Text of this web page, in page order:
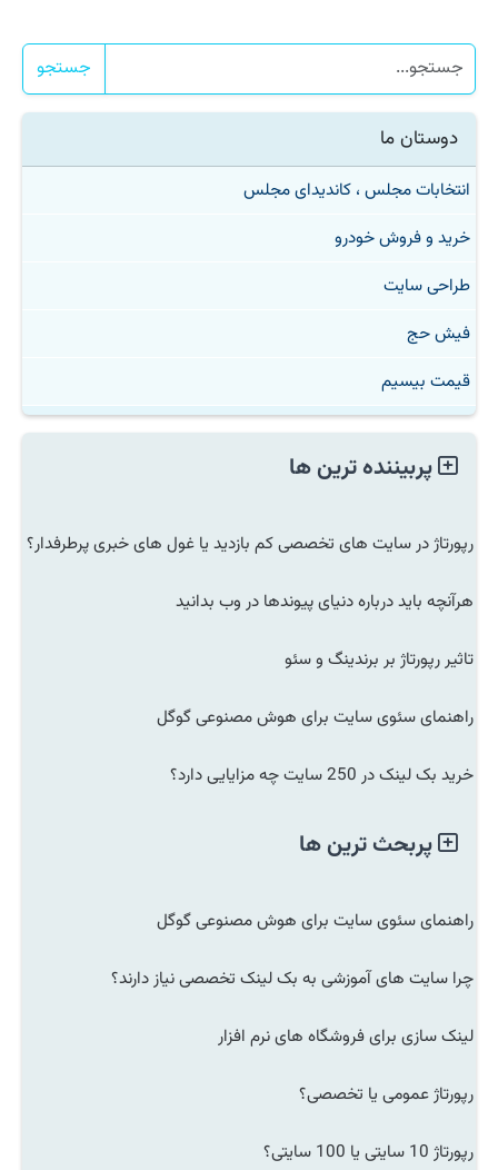
جستجو
دوستان ما
انتخابات مجلس ، کاندیدای مجلس
خرید و فروش خودرو
طراحی سایت
فیش حج
قیمت بیسیم
پربیننده ترین ها
رپورتاژ در سایت های تخصصی کم بازدید یا غول های خبری پرطرفدار؟
هرآنچه باید درباره دنیای پیوندها در وب بدانید
تاثیر رپورتاژ بر برندینگ و سئو
راهنمای سئوی سایت برای هوش مصنوعی گوگل
خرید بک لینک در 250 سایت چه مزایایی دارد؟
پربحث ترین ها
راهنمای سئوی سایت برای هوش مصنوعی گوگل
چرا سایت های آموزشی به بک لینک تخصصی نیاز دارند؟
لینک سازی برای فروشگاه های نرم افزار
رپورتاژ عمومی یا تخصصی؟
رپورتاژ 10 سایتی یا 100 سایتی؟